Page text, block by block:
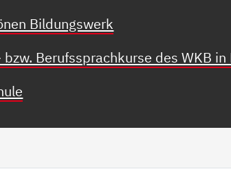
Bildungswerk
Berufssprachkurse des WKB in